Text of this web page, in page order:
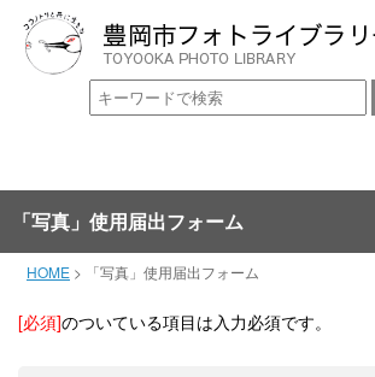
「写真」使用届出フォーム
HOME > 「写真」使用届出フォーム
[必須]のついている項目は入力必須です。